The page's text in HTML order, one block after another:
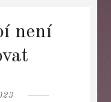
není